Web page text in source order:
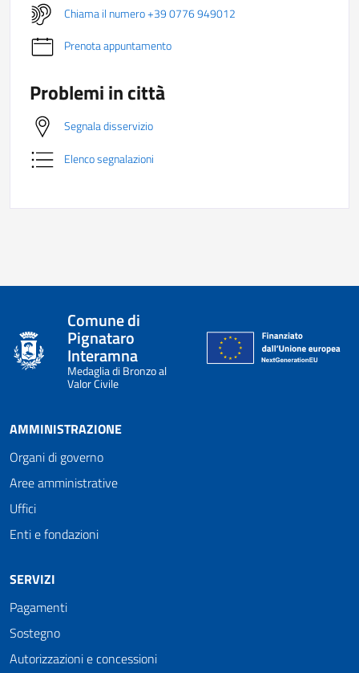
Chiama il numero +39 0776 949012
Prenota appuntamento
Problemi in città
Segnala disservizio
Elenco segnalazioni
Comune di
Pignataro
Interamna
Medaglia di Bronzo al
Valor Civile
AMMINISTRAZIONE
Organi di governo
Aree amministrative
Uffici
Enti e fondazioni
SERVIZI
Pagamenti
Sostegno
Autorizzazioni e concessioni